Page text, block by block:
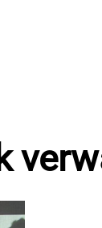
Ik